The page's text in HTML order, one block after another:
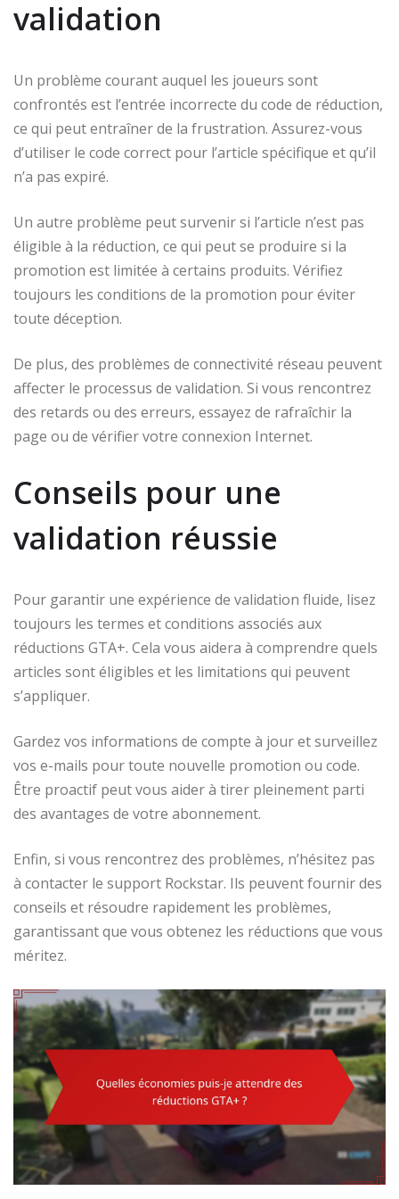
validation
Un problème courant auquel les joueurs sont
confrontés est l’entrée incorrecte du code de réduction,
ce qui peut entraîner de la frustration. Assurez-vous
d’utiliser le code correct pour l’article spécifique et qu’il
n’a pas expiré.
Un autre problème peut survenir si l’article n’est pas
éligible à la réduction, ce qui peut se produire si la
promotion est limitée à certains produits. Vérifiez
toujours les conditions de la promotion pour éviter
toute déception.
De plus, des problèmes de connectivité réseau peuvent
affecter le processus de validation. Si vous rencontrez
des retards ou des erreurs, essayez de rafraîchir la
page ou de vérifier votre connexion Internet.
Conseils pour une
validation réussie
Pour garantir une expérience de validation fluide, lisez
toujours les termes et conditions associés aux
réductions GTA+. Cela vous aidera à comprendre quels
articles sont éligibles et les limitations qui peuvent
s’appliquer.
Gardez vos informations de compte à jour et surveillez
vos e-mails pour toute nouvelle promotion ou code.
Être proactif peut vous aider à tirer pleinement parti
des avantages de votre abonnement.
Enfin, si vous rencontrez des problèmes, n’hésitez pas
à contacter le support Rockstar. Ils peuvent fournir des
conseils et résoudre rapidement les problèmes,
garantissant que vous obtenez les réductions que vous
méritez.